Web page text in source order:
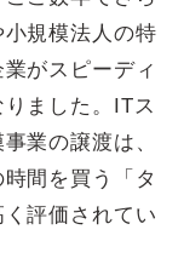
規模法人の特
がスピーディ
ました。ITス
業の譲渡は、
間を買う「タ
評価されてい